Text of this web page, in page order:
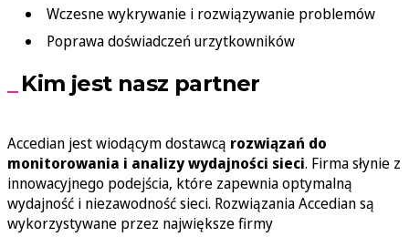
Wczesne wykrywanie i rozwiązywanie problemów
Poprawa doświadczeń urzytkowników
Kim jest nasz partner
Accedian jest wiodącym dostawcą rozwiązań do
monitorowania i analizy wydajności sieci. Firma słynie z
innowacyjnego podejścia, które zapewnia optymalną
wydajność i niezawodność sieci. Rozwiązania Accedian są
wykorzystywane przez największe firmy